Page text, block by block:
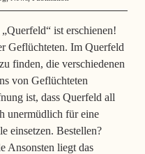
ist erschienen!
Geflüchteten. Im Querfeld
finden, die verschiedenen
von Geflüchteten
ist, dass Querfeld all
unermüdlich für eine
einsetzen. Bestellen?
Ansonsten liegt das